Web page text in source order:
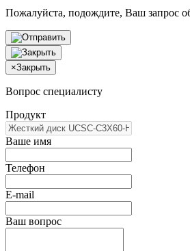
Пожалуйста, подождите, Ваш запрос
×Закрыть
Вопрос специалисту
Продукт
Ваше имя
Телефон
E-mail
Ваш вопрос